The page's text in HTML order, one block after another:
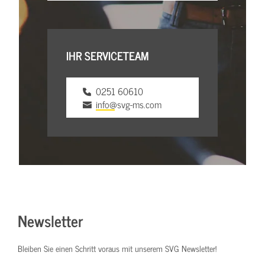
IHR SERVICETEAM
0251 60610
info@svg-ms.com
Newsletter
Bleiben Sie einen Schritt voraus mit unserem SVG Newsletter!